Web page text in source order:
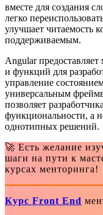
вместе для создания
легко
улучшает читаемость
поддерживаемым.
Angular
и функций для
управление
универсальным
позволяет
функциональности, а
однотипных решений.
🚀 Есть желание
шаги на пути к
курсах менторинга!
Курс Front End